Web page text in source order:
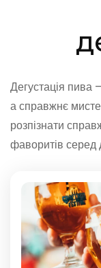
Дегустація пива
а справжнє
розпізнати
фаворитів серед